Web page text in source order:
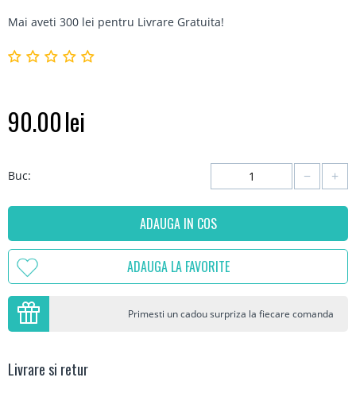
Mai aveti 300 lei pentru Livrare Gratuita!
90.00lei
Buc: +
−
ADAUGA IN COS
ADAUGA LA FAVORITE
Primesti un cadou surpriza la fiecare comanda
Livrare si retur